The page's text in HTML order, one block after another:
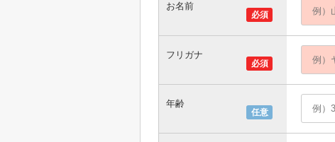
必須
お名前
必須
フリガナ
任意
年齢